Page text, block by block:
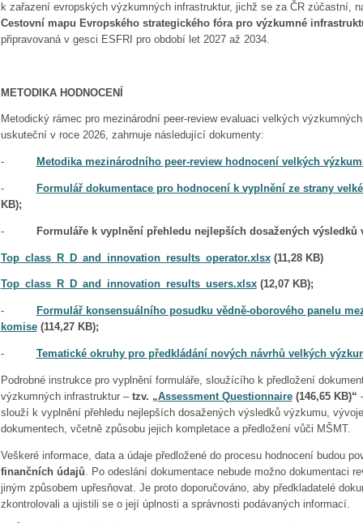
k zařazení evropských výzkumných infrastruktur, jichž se za ČR zúčastní,
Cestovní mapu Evropského strategického fóra pro výzkumné
připravovaná v gesci ESFRI pro období let 2027 až 2034.
METODIKA HODNOCENÍ
Metodický rámec pro mezinárodní peer-review evaluaci velkých
uskuteční v roce 2026, zahrnuje následující dokumenty:
- Metodika mezinárodního peer-review hodnocení velkých
-
Formulář dokumentace pro hodnocení k vyplnění ze strany
KB);
- Formuláře k vyplnění přehledu nejlepších dosažených
Top_class_R_D_and_innovation_results_operator.xlsx(11,28 KB)
Top_class_R_D_and_innovation_results_users.xlsx(12,07 KB);
-
Formulář konsensuálního posudku vědně-oborového panelu
komise(114,27 KB);
- Tematické okruhy pro předkládání nových návrhů velkých
Podrobné instrukce pro vyplnění formuláře, sloužícího k předložení
výzkumných infrastruktur – tzv. „Assessment Questionnaire(146,65 KB)“
slouží k vyplnění přehledu nejlepších dosažených výsledků výzkumu,
dokumentech, včetně způsobu jejich kompletace a předložení vůči MŠMT.
Veškeré informace, data a údaje předložené do procesu hodnocení budou
finančních údajů . Po odeslání dokumentace nebude možno dokumentaci
jiným způsobem upřesňovat. Je proto doporučováno, aby předkladatelé
zkontrolovali a ujistili se o její úplnosti a správnosti podávaných informací.